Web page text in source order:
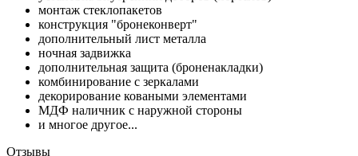
монтаж стеклопакетов
конструкция "бронеконверт"
дополнительный лист металла
ночная задвижка
дополнительная защита (броненакладки)
комбинирование с зеркалами
декорирование коваными элементами
МДФ наличник с наружной стороны
и многое другое...
Отзывы